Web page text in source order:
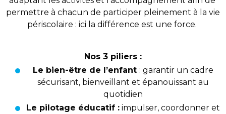
permettre à chacun de participer pleinement à la vie
périscolaire : ici la différence est une force.
Nos 3 piliers :
Le bien-être de l’enfant : garantir un cadre
sécurisant, bienveillant et épanouissant au
quotidien
Le pilotage éducatif : impulser, coordonner et